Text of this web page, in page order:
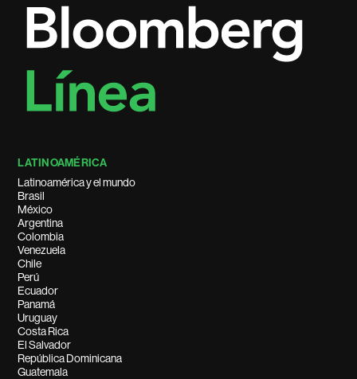
LATINOAMÉRICA
Latinoamérica y el mundo
Brasil
México
Argentina
Colombia
Venezuela
Chile
Perú
Ecuador
Panamá
Uruguay
Costa Rica
El Salvador
República Dominicana
Guatemala